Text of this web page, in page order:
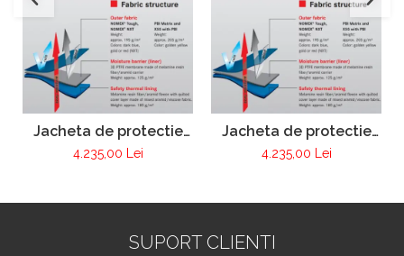
Jacheta de protectie
FIRE MAX 3 albastru
inchis, NOMEX®
4.235,00 Lei
Jacheta de protectie
FIRE MAX 3 galben,
NOMEX® Tought
4.235,00 Lei
SUPORT CLIENTI